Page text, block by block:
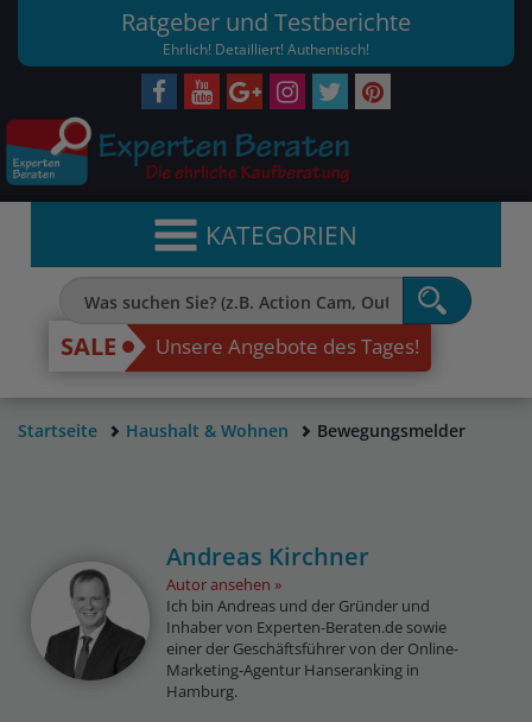
Ratgeber und Testberichte
Ehrlich! Detailliert! Authentisch!
KATEGORIEN
SALE Unsere Angebote des Tages!
Startseite Haushalt & Wohnen Bewegungsmelder
Andreas Kirchner
Autor ansehen
Ich bin Andreas und der Gründer und
Inhaber von Experten-Beraten.de sowie
einer der Geschäftsführer von der Online-
Marketing-Agentur Hanseranking in
Hamburg.